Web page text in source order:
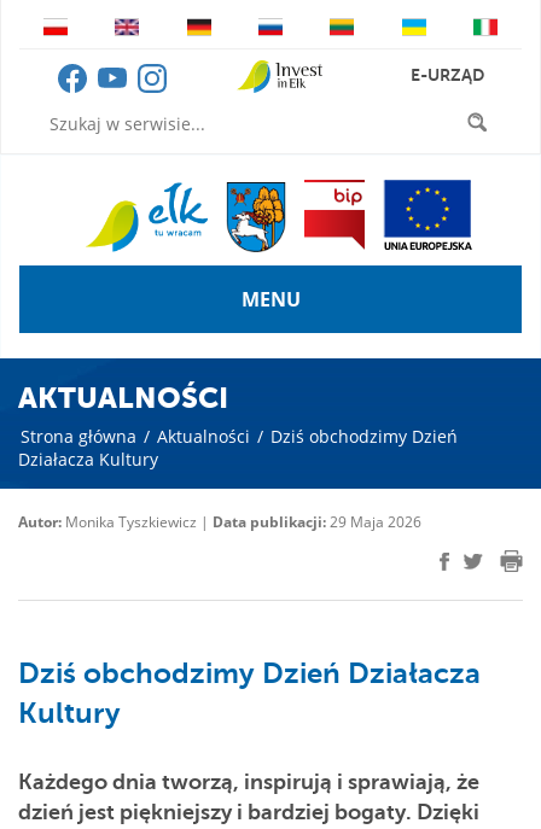
E-URZĄD
MENU
AKTUALNOŚCI
Strona główna / Aktualności / Dziś obchodzimy Dzień
Działacza Kultury
Autor: Monika Tyszkiewicz | Data publikacji:29 Maja 2026
Dziś obchodzimy Dzień Działacza
Kultury
Każdego dnia tworzą, inspirują i sprawiają, że
dzień jest piękniejszy i bardziej bogaty. Dzięki